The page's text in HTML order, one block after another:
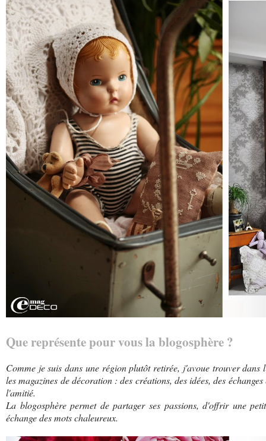
Que représente pour vous la blogosphère ?
Comme je suis dans une région plutôt retirée, j'avoue trouver dans
les magazines de décoration : des créations, des idées, des
l'amitié.
La blogosphère permet de partager ses passions, d'offrir une
échange des mots chaleureux.